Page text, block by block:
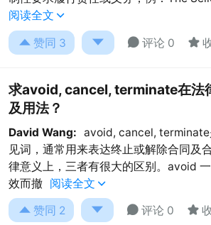
阅读全文 
 赞同 3   评论 0 
求avoid, cancel, terminate在法
及用法？
David Wang: avoid, cancel, terminate
见词，通常用来表达终止或解除合同及
律意义上，三者有很大的区别。avoid
效而撤 阅读全文 
 赞同 2   评论 0 